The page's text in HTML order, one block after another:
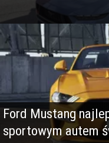
Ford Mustang
sportowym autem